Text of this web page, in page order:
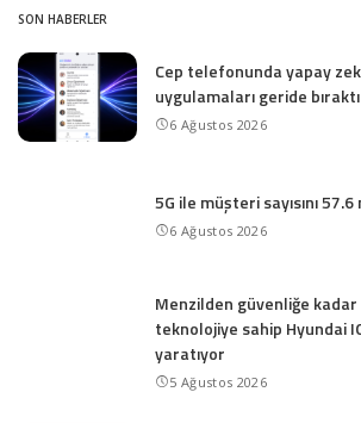
SON HABERLER
Cep telefonunda yapay
uygulamaları geride bıraktı
6 Ağustos 2026
5G ile müşteri sayısını 57.6
6 Ağustos 2026
Menzilden güvenliğe
teknolojiye sahip Hyundai
yaratıyor
5 Ağustos 2026